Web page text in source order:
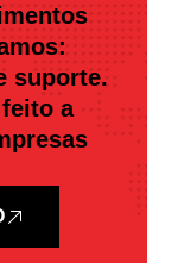
suporte.
a